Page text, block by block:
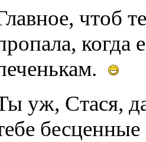
чтоб
когда
уж, Стася,